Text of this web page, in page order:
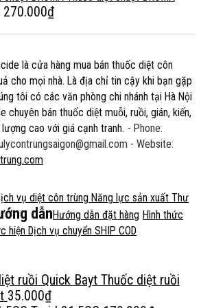
270.000₫Khoảng
30.000₫
đến
270.000₫
là cửa hàng mua bán thuốc diệt côn
cho mọi nhà. Là địa chỉ tin cậy khi bạn gặp
tôi có các văn phòng chi nhánh tại Hà Nội
chuyên bán thuốc diệt muỗi, ruồi, gián, kiến,
cao với giá cạnh tranh. - Phone:
- Website:
vụ diệt côn trùng Năng lực sản xuất Thư
dẫnHướng dẫn đặt hàng Hình thức
hiện Dịch vụ chuyển SHIP COD
Thuốc diệt ruồi
35.000₫